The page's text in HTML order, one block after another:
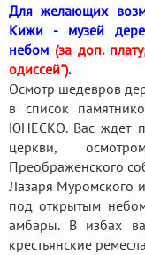
Для желающих
Кижи - музей
небом (за доп.
одиссей").
Осмотр шедевров
в список
ЮНЕСКО. Вас ждет
церкви,
Преображенского
Лазаря Муромского
под открытым
амбары. В избах
крестьянские